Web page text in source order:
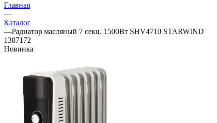
Главная
—
Каталог
—Радиатор масляный 7 секц. 1500Вт SHV4710 STARWIND
1387172
Новинка